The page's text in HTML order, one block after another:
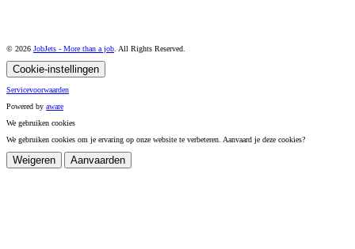
© 2026 JobJets - More than a job . All Rights Reserved.
Cookie-instellingen
Servicevoorwaarden
Powered by aware
We gebruiken cookies
We gebruiken cookies om je ervaring op onze website te verbeteren. Aanvaard je deze cookies?
Weigeren Aanvaarden